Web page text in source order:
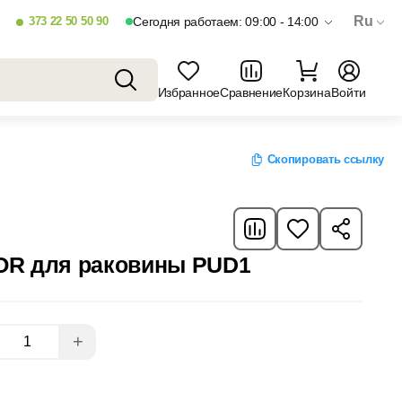
373 22 50 50 90 Сегодня работаем: 09:00 - 14:00 Ru
ИзбранноеСравнениеКорзинаВойти
Скопировать ссылку
для раковины PUD1
+